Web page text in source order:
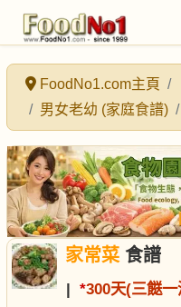
FoodNo1.com主頁
男女老幼 (家庭食譜)
家常菜食譜
| *300天(三餸